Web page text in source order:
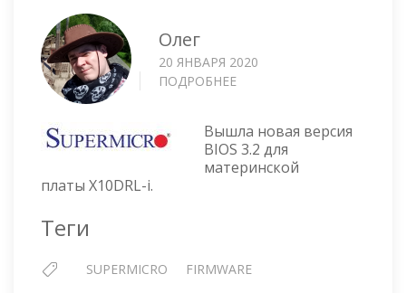
Олег
20 ЯНВАРЯ 2020
ПОДРОБНЕЕ
SUPERMICRO
X10DRL-
I
Вышла новая версия
BIOS 3.2 для
материнской
платы X10DRL-i.
Теги
SUPERMICRO FIRMWARE